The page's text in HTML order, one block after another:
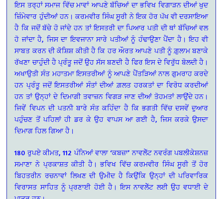
ਇਸ ਤਰ੍ਹਾਂ ਸਮਾਜ ਵਿੱਚ ਮਾਵਾਂ ਆਪਣੇ ਬੱਚਿਆਂ ਦਾ ਭਵਿਖ ਵਿਗਾੜਨ ਦੀਆਂ ਖੁਦ
ਜ਼ਿੰਮੇਵਾਰ ਹੁੰਦੀਆਂ ਹਨ। ਕਰਮਵੀਰ ਸਿੰਘ ਸੂਰੀ ਨੇ ਇਕ ਹੋਰ ਪੱਖ ਵੀ ਦਰਸਾਇਆ
ਹੈ ਕਿ ਜਦੋਂ ਬੱਚੇ ਹੋ ਜਾਂਦੇ ਹਨ ਤਾਂ ਇਸਤਰੀ ਦਾ ਪਿਆਰ ਪਤੀ ਦੀ ਥਾਂ ਬੱਚਿਆਂ ਵਲ
ਹੋ ਜਾਂਦਾ ਹੈ, ਜਿਸ ਦਾ ਇਵਜਾਨਾ ਸਾਰੇ ਪਤੀਆਂ ਨੂੰ ਹੰਢਾਉਣਾ ਪੈਂਦਾ ਹੈ। ਇਹ ਵੀ
ਸਾਬਤ ਕਰਨ ਦੀ ਕੋਸ਼ਿਸ਼ ਕੀਤੀ ਹੈ ਕਿ ਹਰ ਔਰਤ ਆਪਣੇ ਪਤੀ ਨੂੰ ਗ਼ੁਲਾਮ ਬਣਾਕੇ
ਰੱਖਣਾ ਚਾਹੁੰਦੀ ਹੈ ਪ੍ਰੰਤੂ ਜਦੋਂ ਉਹ ਸੱਸ ਬਣਦੀ ਹੈ ਫਿਰ ਇਸ ਦੇ ਵਿਰੁੱਧ ਬੋਲਦੀ ਹੈ।
ਅਖਾਉਤੀ ਸੰਤ ਮਹਾਤਮਾ ਇਸਤਰੀਆਂ ਨੂੰ ਆਪਣੇ ਪੈਂਤੜਿਆਂ ਨਾਲ ਗੁਮਰਾਹ ਕਰਦੇ
ਹਨ ਪ੍ਰੰਤੂ ਜਦੋਂ ਇਸਤਰੀਆਂ ਸੰਤਾਂ ਦੀਆਂ ਗ਼ਲਤ ਹਰਕਤਾਂ ਦਾ ਵਿਰੋਧ ਕਰਦੀਆਂ
ਹਨ ਤਾਂ ਉਨ੍ਹਾਂ ਦੇ ਦਿਮਾਗੀ ਤਵਾਜ਼ਨ ਵਿਗੜ ਜਾਣ ਦੀਆਂ ਤੋਹਮਤਾਂ ਲਾਉਂਦੇ ਹਨ।
ਜਿਵੇਂ ਵਿਪਨ ਦੀ ਪਤਨੀ ਬਾਰੇ ਸੰਤ ਕਹਿੰਦਾ ਹੈ ਕਿ ਭਗਤੀ ਵਿੱਚ ਦਸਵੇਂ ਦੁਆਰ
ਪਹੁੰਚਣ ਤੋਂ ਪਹਿਲਾਂ ਹੀ ਡਰ ਕੇ ਉਹ ਵਾਪਸ ਆ ਗਈ ਹੈ, ਜਿਸ ਕਰਕੇ ਉਸਦਾ
ਦਿਮਾਗ ਹਿਲ ਗਿਆ ਹੈ।
180 ਰੁਪਏ ਕੀਮਤ, 112 ਪੰਨਿਆਂ ਵਾਲਾ ‘ਕਬਜ਼ਾ’ ਨਾਵਲੇੱਟ ਨਵਰੰਗ ਪਬਲੀਕੇਸ਼ਨਜ਼
ਸਮਾਣਾ ਨੇ ਪ੍ਰਕਾਸ਼ਤ ਕੀਤੀ ਹੈ। ਭਵਿਖ ਵਿੱਚ ਕਰਮਵੀਰ ਸਿੰਘ ਸੂਰੀ ਤੋਂ ਹੋਰ
ਬਿਹਤਰੀਨ ਰਚਨਾਵਾਂ ਲਿਖਣ ਦੀ ਉਮੀਦ ਹੈ ਕਿਉਂਕਿ ਉਨ੍ਹਾਂ ਦੀ ਪਰਿਵਾਰਿਕ
ਵਿਰਾਸਤ ਸਾਹਿਤ ਨੂੰ ਪ੍ਰਣਾਈ ਹੋਈ ਹੈ। ਇਸ ਨਾਵਲੇੱਟ ਲਈ ਉਹ ਵਧਾਈ ਦੇ